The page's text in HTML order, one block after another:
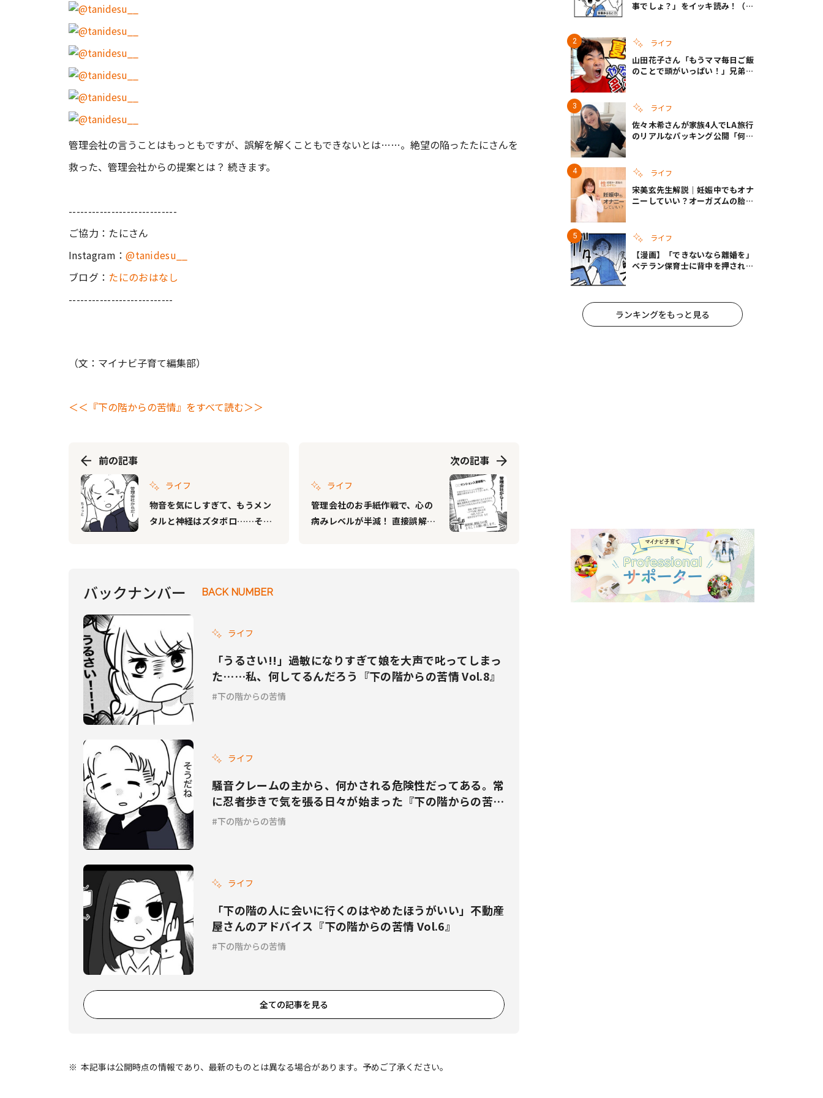
管理会社の言うことはもっともですが、誤解を解くこともできないとは……。絶望の陥ったたにさんを
救った、管理会社からの提案とは？ 続きます。
----------------------------
ご協力：たにさん
Instagram：@tanidesu__
ブログ： たにのおはなし
---------------------------
（文：マイナビ子育て編集部）
＜＜『下の階からの苦情』をすべて読む＞＞
前の記事
ライフ
物音を気にしすぎて、もうメン
タルと神経はズタボロ……その
次の記事
ライフ
管理会社のお手紙作戦で、心の
病みレベルが半減！ 直接誤解を
バックナンバー BACK NUMBER
ライフ
「うるさい!!」過敏になりすぎて娘を大声で叱ってしまっ
た……私、何してるんだろう『下の階からの苦情 Vol.8』
下の階からの苦情
ライフ
騒音クレームの主から、何かされる危険性だってある。常
に忍者歩きで気を張る日々が始まった『下の階からの苦情
Vol.7』
下の階からの苦情
ライフ
「下の階の人に会いに行くのはやめたほうがいい」不動産
屋さんのアドバイス『下の階からの苦情 Vol.6』
下の階からの苦情
全ての記事を見る
本記事は公開時点の情報であり、最新のものとは異なる場合があります。予めご了承ください。
事でしょ？」をイッキ読み！（右
ライフ
山田花子さん「もうママ毎日ご飯
のことで頭がいっぱい！」兄弟夏
ライフ
佐々木希さんが家族4人でLA旅行
のリアルなパッキング公開「何が
ライフ
宋美玄先生解説｜妊娠中でもオナ
ニーしていい？オーガズムの胎児
ライフ
【漫画】「できないなら離婚を」
ベテラン保育士に背中を押され、
ランキングをもっと見る